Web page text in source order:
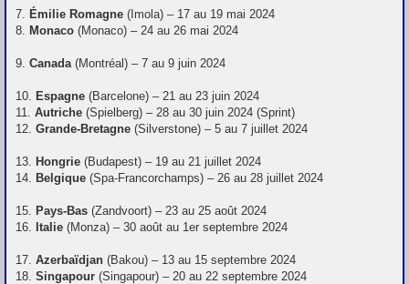
7. Émilie Romagne (Imola) – 17 au 19 mai 2024
8. Monaco (Monaco) – 24 au 26 mai 2024
9. Canada (Montréal) – 7 au 9 juin 2024
10. Espagne (Barcelone) – 21 au 23 juin 2024
11. Autriche (Spielberg) – 28 au 30 juin 2024 (Sprint)
12. Grande-Bretagne (Silverstone) – 5 au 7 juillet 2024
13. Hongrie (Budapest) – 19 au 21 juillet 2024
14. Belgique (Spa-Francorchamps) – 26 au 28 juillet 2024
15. Pays-Bas (Zandvoort) – 23 au 25 août 2024
16. Italie (Monza) – 30 août au 1er septembre 2024
17. Azerbaïdjan (Bakou) – 13 au 15 septembre 2024
18. Singapour (Singapour) – 20 au 22 septembre 2024